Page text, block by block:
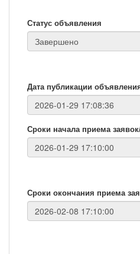
Статус объявления
Дата публикации
Сроки начала приема
Сроки окончания приема